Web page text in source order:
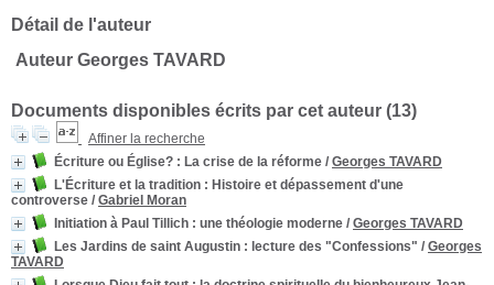
Détail de l'auteur
Auteur Georges TAVARD
Documents disponibles écrits par cet auteur (13)
Affiner la recherche
Écriture ou Église? : La crise de la réforme / Georges TAVARD
L'Écriture et la tradition : Histoire et dépassement d'une
controverse / Gabriel Moran
Initiation à Paul Tillich : une théologie moderne / Georges TAVARD
Les Jardins de saint Augustin : lecture des "Confessions" / Georges
TAVARD